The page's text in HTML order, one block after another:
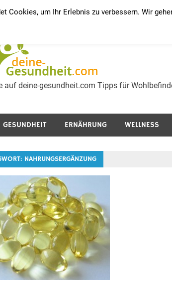
auf deine-gesundheit.com Tipps für
GESUNDHEIT ERNÄHRUNG WELLNESS
NAHRUNGSERGÄNZUNG
Cookies, um Ihr Erlebnis zu verbessern. Wir